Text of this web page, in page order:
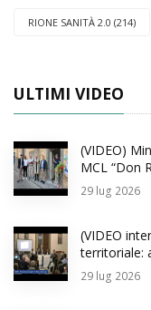
RIONE SANITÀ 2.0 (214)
ULTIMI VIDEO
(VIDEO)
MCL “Don
29 lug 2026
(VIDEO
territoriale:
29 lug 2026